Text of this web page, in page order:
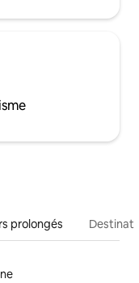
prolongés